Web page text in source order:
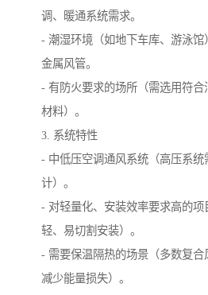
调、暖通系统需求。
- 潮湿环境（如地下车库、游泳
金属风管。
- 有防火要求的场所（需选用符
材料）。
3. 系统特性
- 中低压空调通风系统（高压系统
计）。
- 对轻量化、安装效率要求高的项
轻、易切割安装）。
- 需要保温隔热的场景（多数复合
减少能量损失）。